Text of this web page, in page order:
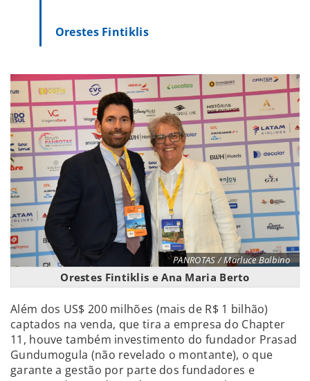
Orestes Fintiklis
PANROTAS / Marluce Balbino
Orestes Fintiklis e Ana Maria Berto
Além dos US$ 200 milhões (mais de R$ 1 bilhão)
captados na venda, que tira a empresa do Chapter
11, houve também investimento do fundador Prasad
Gundumogula (não revelado o montante), o que
garante a gestão por parte dos fundadores e